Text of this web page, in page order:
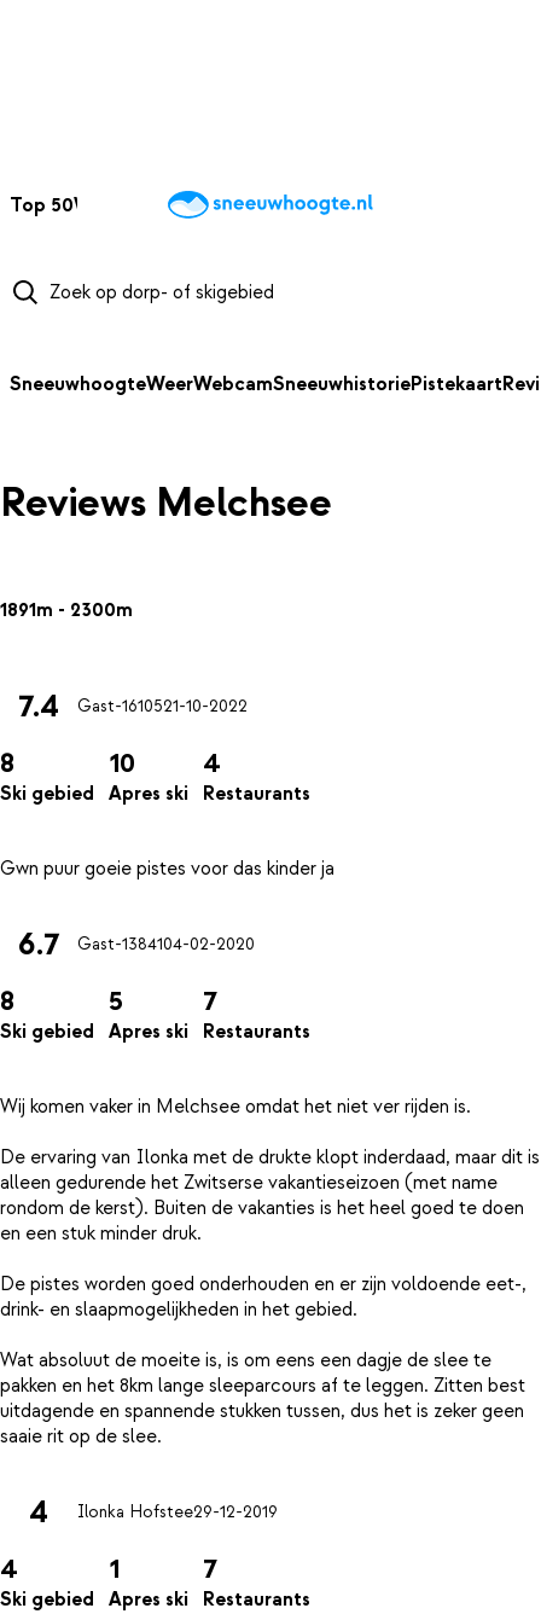
Top 50Webcams WintersportweerKaarten
SneeuwhoogteWeerWebcamSneeuwhistoriePistekaart
Reviews Melchsee
1891m - 2300m
7.4 Gast-1610521-10-2022
8
Ski gebied
10
Apres ski
4
Restaurants
6.7 Gast-1384104-02-2020
8
Ski gebied
5
Apres ski
7
Restaurants
Wij komen vaker in Melchsee omdat het niet ver rijden is.
De ervaring van Ilonka met de drukte klopt inderdaad, maar dit is
alleen gedurende het Zwitserse vakantieseizoen (met name
rondom de kerst). Buiten de vakanties is het heel goed te doen
en een stuk minder druk.
De pistes worden goed onderhouden en er zijn voldoende eet-,
drink- en slaapmogelijkheden in het gebied.
Wat absoluut de moeite is, is om eens een dagje de slee te
pakken en het 8km lange sleeparcours af te leggen. Zitten best
uitdagende en spannende stukken tussen, dus het is zeker geen
4 Ilonka Hofstee29-12-2019
4
Ski gebied
1
Apres ski
7
Restaurants